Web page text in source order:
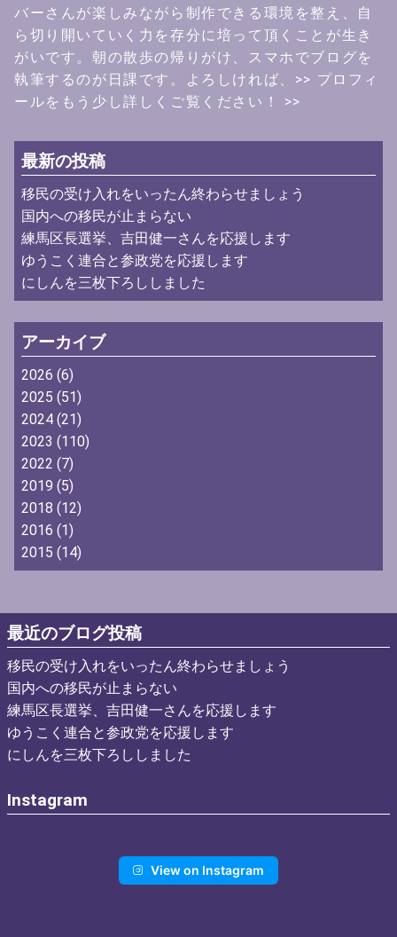
バーさんが楽しみながら制作できる環境を整え、自
ら切り開いていく力を存分に培って頂くことが生き
がいです。朝の散歩の帰りがけ、スマホでブログを
執筆するのが日課です。よろしければ、 >> プロフィ
ールをもう少し詳しくご覧ください！ >>
最新の投稿
移民の受け入れをいったん終わらせましょう
国内への移民が止まらない
練馬区長選挙、吉田健一さんを応援します
ゆうこく連合と参政党を応援します
にしんを三枚下ろししました
アーカイブ
2026 (6)
2025 (51)
2024 (21)
2023 (110)
2022 (7)
2019 (5)
2018 (12)
2016 (1)
2015 (14)
最近のブログ投稿
移民の受け入れをいったん終わらせましょう
国内への移民が止まらない
練馬区長選挙、吉田健一さんを応援します
ゆうこく連合と参政党を応援します
にしんを三枚下ろししました
Instagram
View on Instagram